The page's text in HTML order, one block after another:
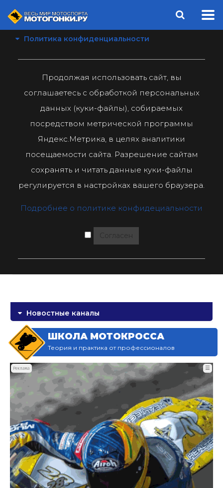
Политика конфиденциальности
Продолжая использовать сайт, вы
соглашаетесь с обработкой персональных
данных (куки-файлы), собираемых
посредством метрической программы
Яндекс.Метрика, в целях аналитики
посещаемости сайта. Разрешение сайтам
сохранять и читать данные куки-файлы
регулируется в настройках вашего браузера.
Подробнее о политике конфидециальности
Согласен
Новостные каналы
ШКОЛА МОТОКРОССА
Теория и практика от профессионалов
Реклама ☰